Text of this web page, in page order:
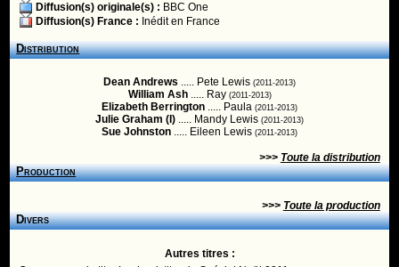
Diffusion(s) originale(s) : BBC One
Diffusion(s) France : Inédit en France
Distribution
Dean Andrews ..... Pete Lewis (2011-2013)
William Ash..... Ray (2011-2013)
Elizabeth Berrington ..... Paula (2011-2013)
Julie Graham (I) ..... Mandy Lewis (2011-2013)
Sue Johnston ..... Eileen Lewis (2011-2013)
>>> Toute la distribution
Production
>>> Toute la production
Divers
Autres titres :